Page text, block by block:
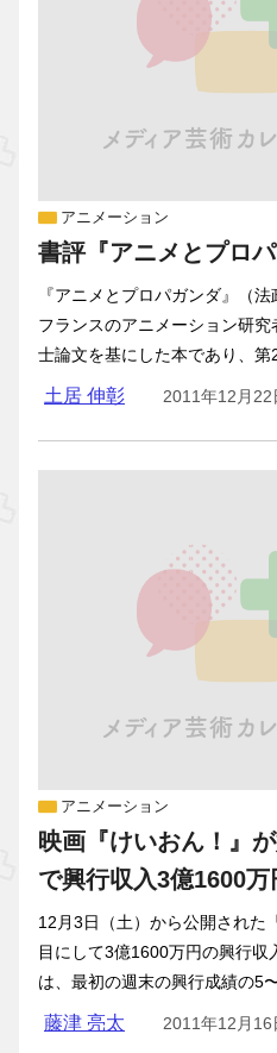
アニメーション
書評『アニメとプロパ
『アニメとプロパガンダ』（
フランスのアニメーション研
士論文を基にした本であり、第
土居 伸彰 2011年12月22
アニメーション
映画『けいおん！』
で興行収入3億1600万
12月3日（土）から公開された
目にして3億1600万円の興行
は、最初の週末の興行成績の5
藤津 亮太 2011年12月16